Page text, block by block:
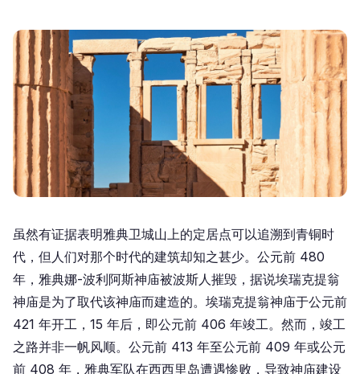
虽然有证据表明雅典卫城山上的定居点可以追溯到青铜时
代，但人们对那个时代的建筑却知之甚少。公元前 480
年，雅典娜-波利阿斯神庙被波斯人摧毁，据说埃瑞克提翁
神庙是为了取代该神庙而建造的。埃瑞克提翁神庙于公元前
421 年开工，15 年后，即公元前 406 年竣工。然而，竣工
之路并非一帆风顺。公元前 413 年至公元前 409 年或公元
前 408 年，雅典军队在西西里岛遭遇惨败，导致神庙建设